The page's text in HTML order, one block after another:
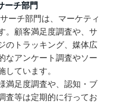
ーチ部門
ーチ部門は、マーケティ
。顧客満足度調査や、サ
のトラッキング、媒体広
なアンケート調査やソー
しています。
満足度調査や、認知・ブ
査等は定期的に行ってお